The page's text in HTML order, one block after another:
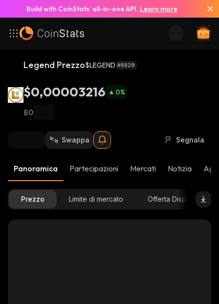
Build with CoinStats’ all-in-one API. Learn more
Legend Prezzo$LEGEND #8829
$0,00003216 0%
฿0
Swappa Segnala
Panoramica Partecipazioni Mercati Notizia
Prezzo Limite di mercato Offerta Disponibile